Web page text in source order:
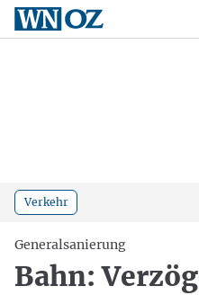
Verkehr
Generalsanierung
Bahn: